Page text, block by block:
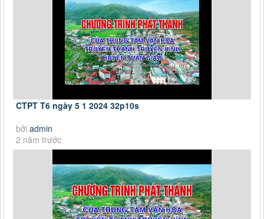
CTPT T6 ngày 5 1 2024 32p10s
bởi admin
2 năm trước